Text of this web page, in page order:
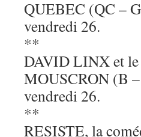
QUEBEC (QC –
vendredi 26.
**
DAVID LINX et le
MOUSCRON (B
vendredi 26.
**
RESISTE, la